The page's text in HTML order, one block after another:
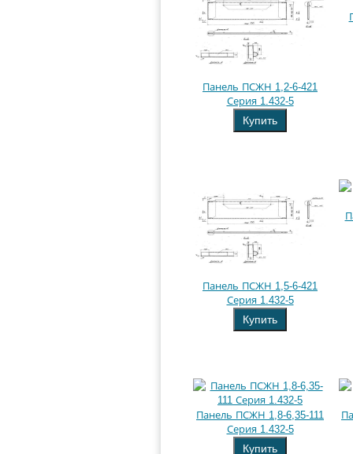
Панель ПСЖН 1,2-6-421
Серия 1.432-5
Купить
Панель ПСЖН 1,5-6-421
Серия 1.432-5
Купить
Панель ПСЖН 1,8-6,35-111
Серия 1.432-5
Купить